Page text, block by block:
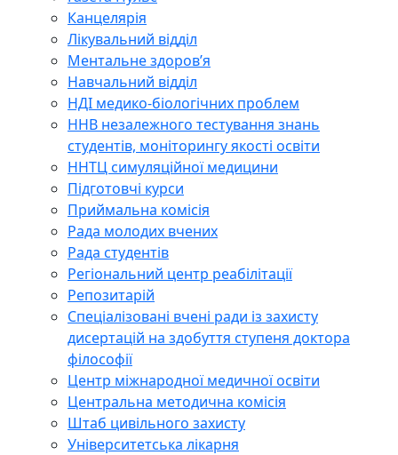
Канцелярія
Лікувальний відділ
Ментальне здоров’я
Навчальний відділ
НДІ медико-біологічних проблем
ННВ незалежного тестування знань
студентів, моніторингу якості освіти
ННТЦ симуляційної медицини
Підготовчі курси
Приймальна комісія
Рада молодих вчених
Рада студентів
Регіональний центр реабілітації
Репозитарій
Спеціалізовані вчені ради із захисту
дисертацій на здобуття ступеня доктора
філософії
Центр міжнародної медичної освіти
Центральна методична комісія
Штаб цивільного захисту
Університетська лікарня